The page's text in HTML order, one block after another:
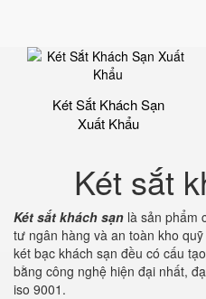
Két Sắt Khách Sạn
Xuất Khẩu
Két sắt
Két sắt khách sạn là sản phẩm
tư ngân hàng và an toàn kho
két bạc khách sạn đều có cấu
bằng công nghệ hiện đại nhất,
iso 9001.